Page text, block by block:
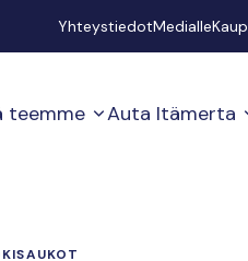
YhteystiedotMedialle
teemme Auta Itämerta